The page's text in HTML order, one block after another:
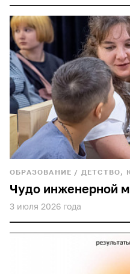
ОБРАЗОВАНИЕ / ДЕТСТВО,
Чудо инженерной
3 июля 2026 года